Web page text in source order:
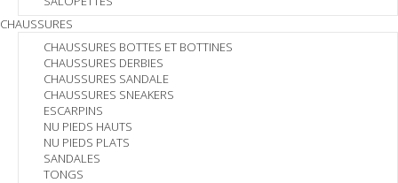
CHAUSSURES
CHAUSSURES BOTTES ET BOTTINES
CHAUSSURES DERBIES
CHAUSSURES SANDALE
CHAUSSURES SNEAKERS
ESCARPINS
NU PIEDS HAUTS
NU PIEDS PLATS
SANDALES
TONGS